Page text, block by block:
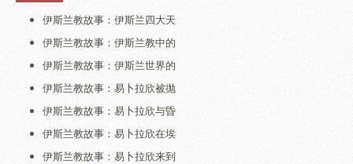
伊斯兰教故事：伊斯兰四大天
伊斯兰教故事：伊斯兰教中的
伊斯兰教故事：伊斯兰世界的
伊斯兰教故事：易卜拉欣被抛
伊斯兰教故事：易卜拉欣与昏
伊斯兰教故事：易卜拉欣在埃
伊斯兰教故事：易卜拉欣来到